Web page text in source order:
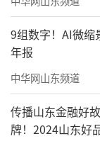
9组数字！AI微缩
年报
中华网山东频道
传播山东金融好
牌！2024山东好